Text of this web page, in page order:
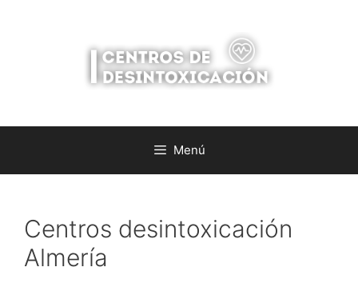
Menú
Centros desintoxicación
Almería